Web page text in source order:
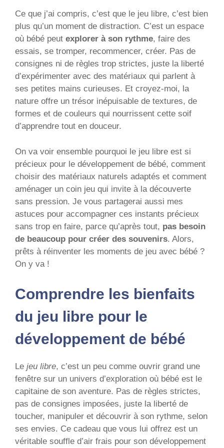
Ce que j’ai compris, c’est que le jeu libre, c’est bien
plus qu’un moment de distraction. C’est un espace
où bébé peut explorer à son rythme, faire des
essais, se tromper, recommencer, créer. Pas de
consignes ni de règles trop strictes, juste la liberté
d’expérimenter avec des matériaux qui parlent à
ses petites mains curieuses. Et croyez-moi, la
nature offre un trésor inépuisable de textures, de
formes et de couleurs qui nourrissent cette soif
d’apprendre tout en douceur.
On va voir ensemble pourquoi le jeu libre est si
précieux pour le développement de bébé, comment
choisir des matériaux naturels adaptés et comment
aménager un coin jeu qui invite à la découverte
sans pression. Je vous partagerai aussi mes
astuces pour accompagner ces instants précieux
sans trop en faire, parce qu’après tout, pas besoin
de beaucoup pour créer des souvenirs. Alors,
prêts à réinventer les moments de jeu avec bébé ?
On y va !
Comprendre les bienfaits
du jeu libre pour le
développement de bébé
Le jeu libre, c’est un peu comme ouvrir grand une
fenêtre sur un univers d’exploration où bébé est le
capitaine de son aventure. Pas de règles strictes,
pas de consignes imposées, juste la liberté de
toucher, manipuler et découvrir à son rythme, selon
ses envies. Ce cadeau que vous lui offrez est un
véritable souffle d’air frais pour son développement